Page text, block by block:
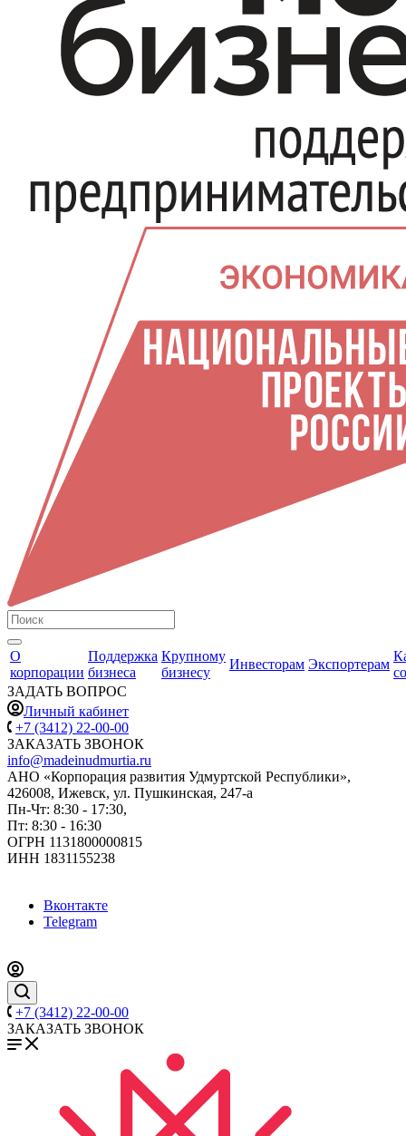
О
корпорации
Поддержка
бизнеса
Крупному
бизнесу
Инвесторам Экспортерам
ЗАДАТЬ ВОПРОС
Личный кабинет
+7 (3412) 22-00-00
ЗАКАЗАТЬ ЗВОНОК
info@madeinudmurtia.ru
АНО «Корпорация развития Удмуртской Республики»,
426008, Ижевск, ул. Пушкинская, 247-а
Пн-Чт: 8:30 - 17:30,
Пт: 8:30 - 16:30
ОГРН 1131800000815
ИНН 1831155238
Вконтакте
Telegram
+7 (3412) 22-00-00
ЗАКАЗАТЬ ЗВОНОК